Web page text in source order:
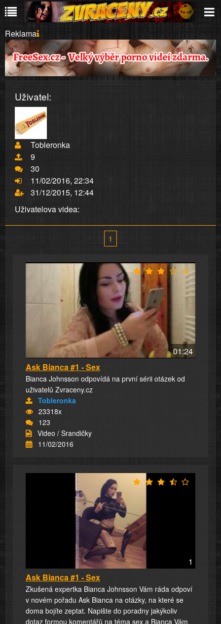
Reklama
Uživatel:
Tobleronka
9
30
11/02/2016, 22:34
31/12/2015, 12:44
Uživatelova videa:
1
01:24
Ask Bianca #1 - Sex
Bianca Johnsson odpovídá na první sérii otázek od
uživatelů Zvraceny.cz
Tobleronka
23318x
123
Video / Srandičky
11/02/2016
1
Ask Bianca #1 - Sex
Zkušená expertka Bianca Johnsson Vám ráda odpoví
v novém pořadu Ask Bianca na otázky, na které se
doma bojíte zeptat. Napište do poradny jakýkoliv
dotaz formou komentářů na téma sex a Bianca Vám